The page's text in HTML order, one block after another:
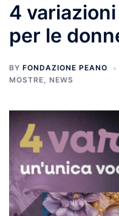
4 variazioni
per le
BY FONDAZIONE PEANO
MOSTRE, NEWS